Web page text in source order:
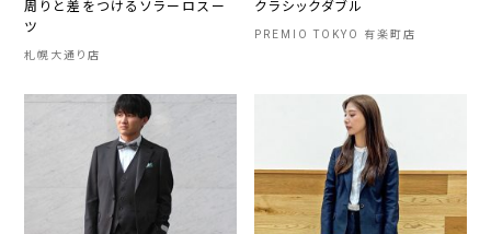
周りと差をつけるソラーロスー
ツ
札幌大通り店
クラシックダブル
PREMIO TOKYO 有楽町店